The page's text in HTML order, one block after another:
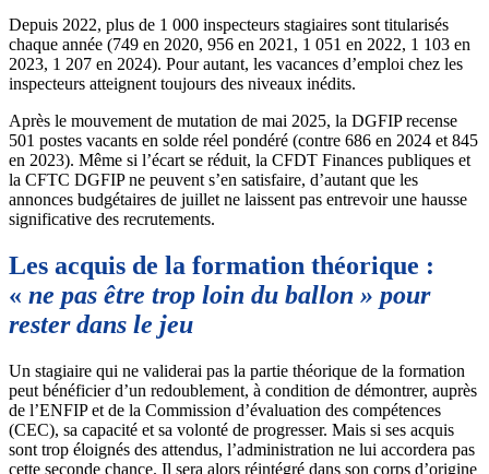
Depuis 2022, plus de 1 000 inspecteurs stagiaires sont titularisés
chaque année (749 en 2020, 956 en 2021, 1 051 en 2022, 1 103 en
2023, 1 207 en 2024). Pour autant, les vacances d’emploi chez les
inspecteurs atteignent toujours des niveaux inédits.
Après le mouvement de mutation de mai 2025, la DGFIP recense
501 postes vacants en solde réel pondéré (contre 686 en 2024 et 845
en 2023). Même si l’écart se réduit, la CFDT Finances publiques et
la CFTC DGFIP ne peuvent s’en satisfaire, d’autant que les
annonces budgétaires de juillet ne laissent pas entrevoir une hausse
significative des recrutements.
Les acquis de la formation théorique :
« ne pas être trop loin du ballon » pour
rester dans le jeu
Un stagiaire qui ne validerai pas la partie théorique de la formation
peut bénéficier d’un redoublement, à condition de démontrer, auprès
de l’ENFIP et de la Commission d’évaluation des compétences
(CEC), sa capacité et sa volonté de progresser. Mais si ses acquis
sont trop éloignés des attendus, l’administration ne lui accordera pas
cette seconde chance. Il sera alors réintégré dans son corps d’origine